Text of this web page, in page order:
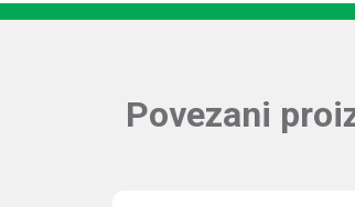
Povezani